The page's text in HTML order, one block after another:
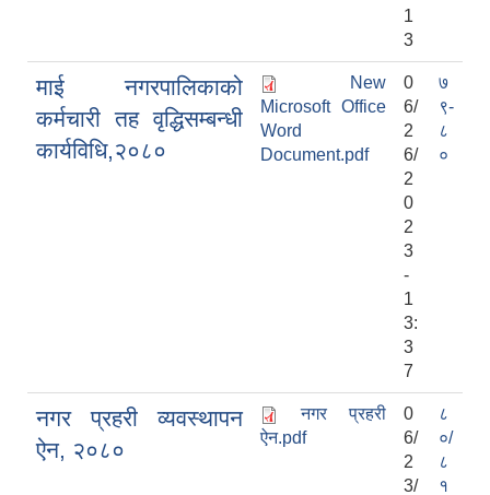
1
3
माई नगरपालिकाको
कर्मचारी तह वृद्धिसम्बन्धी
कार्यविधि,२०८०
New
Microsoft Office
Word
Document.pdf
0
6/
2
6/
2
0
2
3
-
1
3:
3
7
७
९-
८
०
नगर प्रहरी व्यवस्थापन
ऐन, २०८०
नगर प्रहरी
ऐन.pdf
0
6/
2
3/
८
०/
८
१